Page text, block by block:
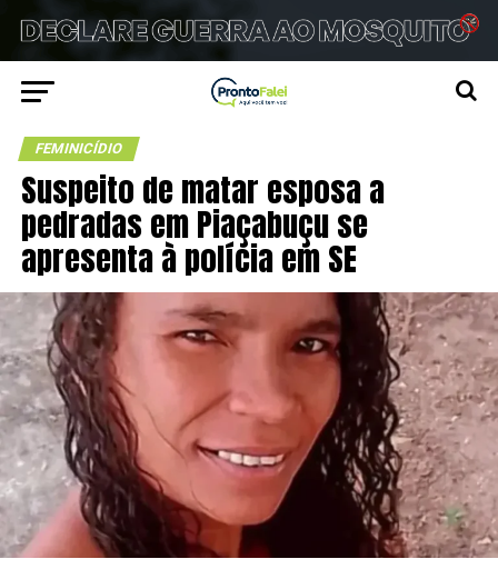
FEMINICÍDIO
Suspeito de matar esposa a
pedradas em Piaçabuçu se
apresenta à polícia em SE